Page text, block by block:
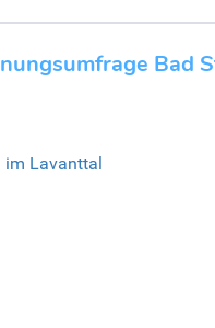
Bad
im Lavanttal